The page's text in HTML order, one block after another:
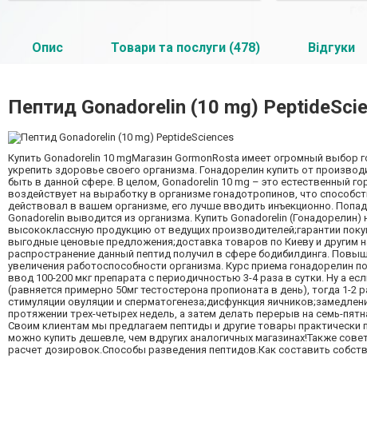
Опис Товари та послуги (478) Відгуки
Пептид Gonadorelin (10 mg)
Купить Gonadorelin 10 mgМагазин GormonRosta имеет огромный
укрепить здоровье своего организма. Гонадорелин купить от
быть в данной сфере. В целом, Gonadorelin 10 mg – это естественный
воздействует на выработку в организме гонадотропинов, что
действовал в вашем организме, его лучше вводить инъекционно.
Gonadorelin выводится из организма. Купить Gonadorelin
высококлассную продукцию от ведущих производителей;гарантии
выгодные ценовые предложения;доставка товаров по Киеву и
распространение данный пептид получил в сфере бодибилдинга.
увеличения работоспособности организма. Курс приема гонадорелин
ввод 100-200 мкг препарата с периодичностью 3-4 раза в сутки. Ну а
(равняется примерно 50мг тестостерона пропионата в день), тогда 1-2
стимуляции овуляции и сперматогенеза;дисфункция
протяжении трех-четырех недель, а затем делать перерыв на семь-
Своим клиентам мы предлагаем пептиды и другие товары
можно купить дешевле, чем вдругих аналогичных магазинах!Также
расчет дозировок.Способы разведения пептидов.Как составить